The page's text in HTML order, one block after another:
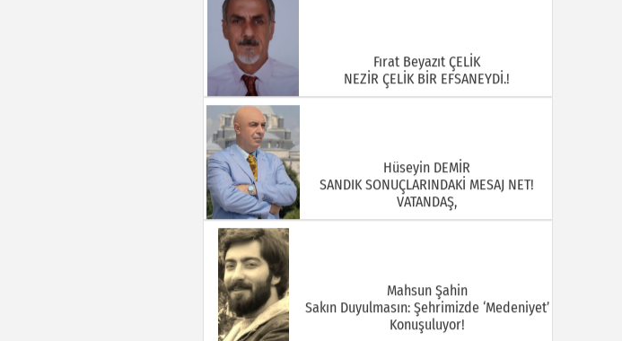
Fırat Beyazıt ÇELİK
NEZİR ÇELİK BİR EFSANEYDİ.!
Hüseyin DEMİR
SANDIK SONUÇLARINDAKİ MESAJ NET!
VATANDAŞ,
Mahsun Şahin
Sakın Duyulmasın: Şehrimizde ‘Medeniyet’
Konuşuluyor!